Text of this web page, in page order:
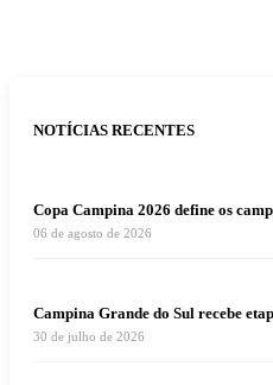
NOTÍCIAS RECENTES
Copa Campina 2026 define os
06 de agosto de 2026
Campina Grande do Sul recebe
30 de julho de 2026